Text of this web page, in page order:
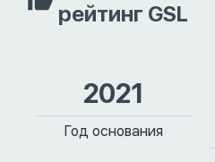
рейтинг GSL
2021
Год основания